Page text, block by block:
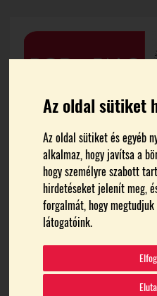
Az oldal sütiket
Az oldal sütiket és egyéb
alkalmaz, hogy javítsa a
hogy személyre szabott
hirdetéseket jelenít meg,
forgalmát, hogy
látogatóink.
FŐOLDAL BORÁSZATOK
Miklóscsabi